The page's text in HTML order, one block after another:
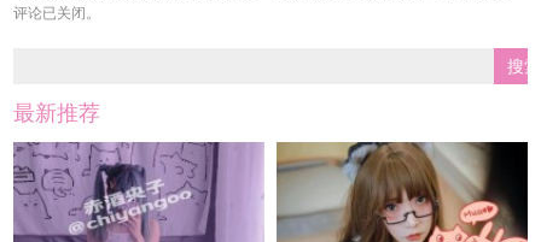
评论已关闭。
最新推荐